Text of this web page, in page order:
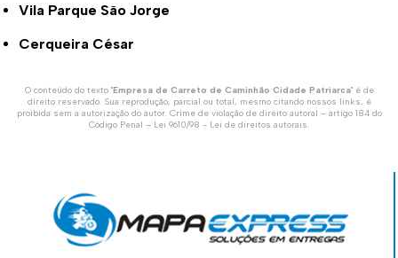
Vila Parque São Jorge
Cerqueira César
O conteúdo do texto "Empresa de Carreto de Caminhão Cidade Patriarca" é de
direito reservado. Sua reprodução, parcial ou total, mesmo citando nossos links, é
proibida sem a autorização do autor. Crime de violação de direito autoral – artigo 184 do
Código Penal – Lei 9610/98 - Lei de direitos autorais.